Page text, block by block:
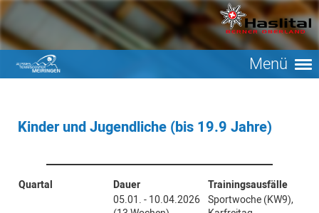
Menü
Kinder und Jugendliche (bis 19.9 Jahre)
Quartal Dauer Trainingsausfälle
05.01. - 10.04.2026 Sportwoche (KW9),